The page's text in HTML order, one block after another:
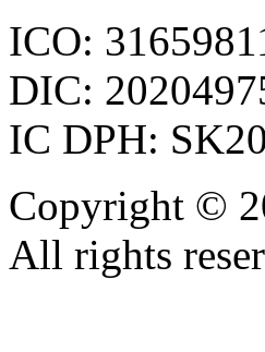
ICO:
DIC:
IC DPH:
Copyright ©
All rights